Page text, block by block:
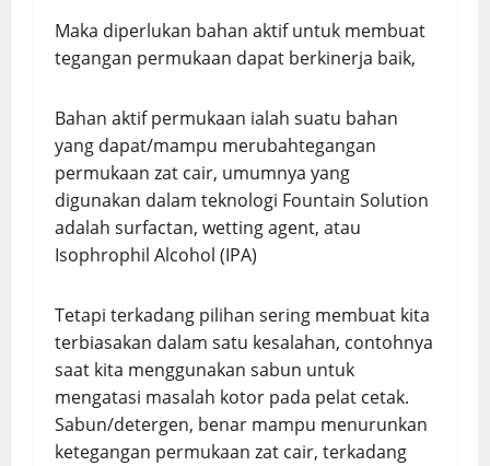
Maka diperlukan bahan aktif untuk membuat
tegangan permukaan dapat berkinerja baik,
Bahan aktif permukaan ialah suatu bahan
yang dapat/mampu merubahtegangan
permukaan zat cair, umumnya yang
digunakan dalam teknologi Fountain Solution
adalah surfactan, wetting agent, atau
Isophrophil Alcohol (IPA)
Tetapi terkadang pilihan sering membuat kita
terbiasakan dalam satu kesalahan, contohnya
saat kita menggunakan sabun untuk
mengatasi masalah kotor pada pelat cetak.
Sabun/detergen, benar mampu menurunkan
ketegangan permukaan zat cair, terkadang